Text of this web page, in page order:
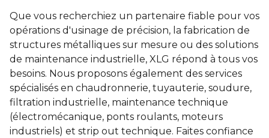
Que vous recherchiez un partenaire fiable pour vos
opérations d'usinage de précision, la fabrication de
structures métalliques sur mesure ou des solutions
de maintenance industrielle, XLG répond à tous vos
besoins. Nous proposons également des services
spécialisés en chaudronnerie, tuyauterie, soudure,
filtration industrielle, maintenance technique
(électromécanique, ponts roulants, moteurs
industriels) et strip out technique. Faites confiance